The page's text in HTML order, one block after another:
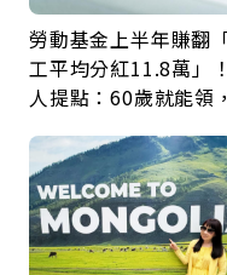
勞動基金上半年賺翻
工平均分紅11.8萬」
人提點：60歲就能領